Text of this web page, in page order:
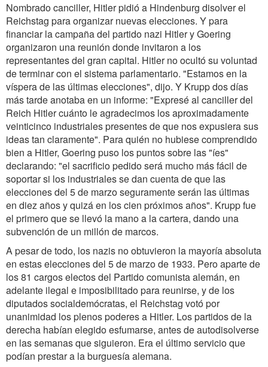
Nombrado canciller, Hitler pidió a Hindenburg disolver el
Reichstag para organizar nuevas elecciones. Y para
financiar la campaña del partido nazi Hitler y Goering
organizaron una reunión donde invitaron a los
representantes del gran capital. Hitler no ocultó su voluntad
de terminar con el sistema parlamentario. "Estamos en la
víspera de las últimas elecciones", dijo. Y Krupp dos días
más tarde anotaba en un informe: "Expresé al canciller del
Reich Hitler cuánto le agradecimos los aproximadamente
veinticinco industriales presentes de que nos expusiera sus
ideas tan claramente". Para quién no hubiese comprendido
bien a Hitler, Goering puso los puntos sobre las "íes"
declarando: "el sacrificio pedido será mucho más fácil de
soportar si los industriales se dan cuenta de que las
elecciones del 5 de marzo seguramente serán las últimas
en diez años y quizá en los cien próximos años". Krupp fue
el primero que se llevó la mano a la cartera, dando una
subvención de un millón de marcos.
A pesar de todo, los nazis no obtuvieron la mayoría absoluta
en estas elecciones del 5 de marzo de 1933. Pero aparte de
los 81 cargos electos del Partido comunista alemán, en
adelante ilegal e imposibilitado para reunirse, y de los
diputados socialdemócratas, el Reichstag votó por
unanimidad los plenos poderes a Hitler. Los partidos de la
derecha habían elegido esfumarse, antes de autodisolverse
en las semanas que siguieron. Era el último servicio que
podían prestar a la burguesía alemana.